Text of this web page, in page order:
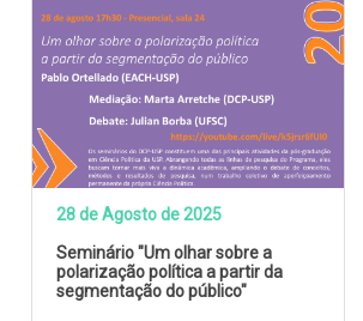
28 de Agosto de 2025
Seminário "Um olhar sobre a
polarização política a partir da
segmentação do público"